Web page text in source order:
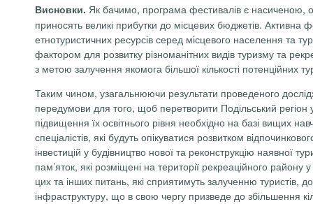
Висновки. Як бачимо, програма фестивалів є насиченою,
приносять великі прибутки до місцевих бюджетів. Активна
етнотуристичних ресурсів серед місцевого населення та
фактором для розвитку різноманітних видів туризму та
з метою залучення якомога більшої кількості потенційних
Таким чином, узагальнюючи результати проведеного
передумови для того, щоб перетворити Подільський регіон
підвищення їх освітнього рівня необхідно на базі вищих
спеціалістів, які будуть опікуватися розвитком
інвестицій у будівництво нової та реконструкцію наявної
пам’яток, які розміщені на території рекреаційного
цих та інших питань, які сприятимуть залученню туристів,
інфраструктуру, що в свою чергу призведе до збільшення